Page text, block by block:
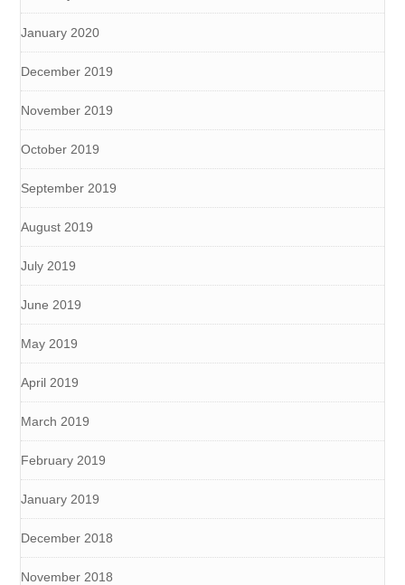
January 2020
December 2019
November 2019
October 2019
September 2019
August 2019
July 2019
June 2019
May 2019
April 2019
March 2019
February 2019
January 2019
December 2018
November 2018